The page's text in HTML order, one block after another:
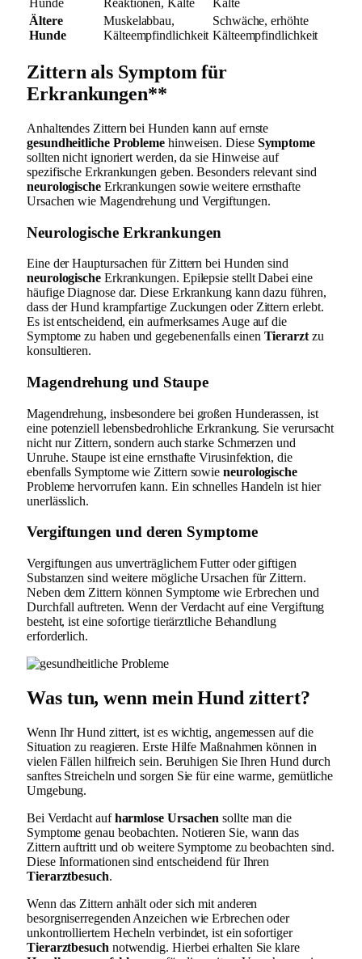
Hunde
Reaktionen, Kälte
Kälte
Ältere
Hunde
Muskelabbau,
Kälteempfindlichkeit
Schwäche, erhöhte
Kälteempfindlichkeit
Zittern als Symptom für
Erkrankungen**
Anhaltendes Zittern bei Hunden kann auf ernste
gesundheitliche Probleme hinweisen. Diese Symptome
sollten nicht ignoriert werden, da sie Hinweise auf
spezifische Erkrankungen geben. Besonders relevant sind
neurologischeErkrankungen sowie weitere ernsthafte
Ursachen wie Magendrehung und Vergiftungen.
Neurologische Erkrankungen
Eine der Hauptursachen für Zittern bei Hunden sind
neurologischeErkrankungen. Epilepsie stellt Dabei eine
häufige Diagnose dar. Diese Erkrankung kann dazu führen,
dass der Hund krampfartige Zuckungen oder Zittern erlebt.
Es ist entscheidend, ein aufmerksames Auge auf die
Symptome zu haben und gegebenenfalls einen Tierarztzu
konsultieren.
Magendrehung und Staupe
Magendrehung, insbesondere bei großen Hunderassen, ist
eine potenziell lebensbedrohliche Erkrankung. Sie verursacht
nicht nur Zittern, sondern auch starke Schmerzen und
Unruhe. Staupe ist eine ernsthafte Virusinfektion, die
ebenfalls Symptome wie Zittern sowieneurologische
Probleme hervorrufen kann. Ein schnelles Handeln ist hier
unerlässlich.
Vergiftungen und deren Symptome
Vergiftungen aus unverträglichem Futter oder giftigen
Substanzen sind weitere mögliche Ursachen für Zittern.
Neben dem Zittern können Symptome wie Erbrechen und
Durchfall auftreten. Wenn der Verdacht auf eine Vergiftung
besteht, ist eine sofortige tierärztliche Behandlung
erforderlich.
Was tun, wenn mein Hund zittert?
Wenn Ihr Hund zittert, ist es wichtig, angemessen auf die
Situation zu reagieren. Erste Hilfe Maßnahmen können in
vielen Fällen hilfreich sein. Beruhigen Sie Ihren Hund durch
sanftes Streicheln und sorgen Sie für eine warme, gemütliche
Umgebung.
Bei Verdacht aufharmlose Ursachen sollte man die
Symptome genau beobachten. Notieren Sie, wann das
Zittern auftritt und ob weitere Symptome zu beobachten sind.
Diese Informationen sind entscheidend für Ihren
Tierarztbesuch.
Wenn das Zittern anhält oder sich mit anderen
besorgniserregenden Anzeichen wie Erbrechen oder
unkontrolliertem Hecheln verbindet, ist ein sofortiger
Tierarztbesuch notwendig. Hierbei erhalten Sie klare